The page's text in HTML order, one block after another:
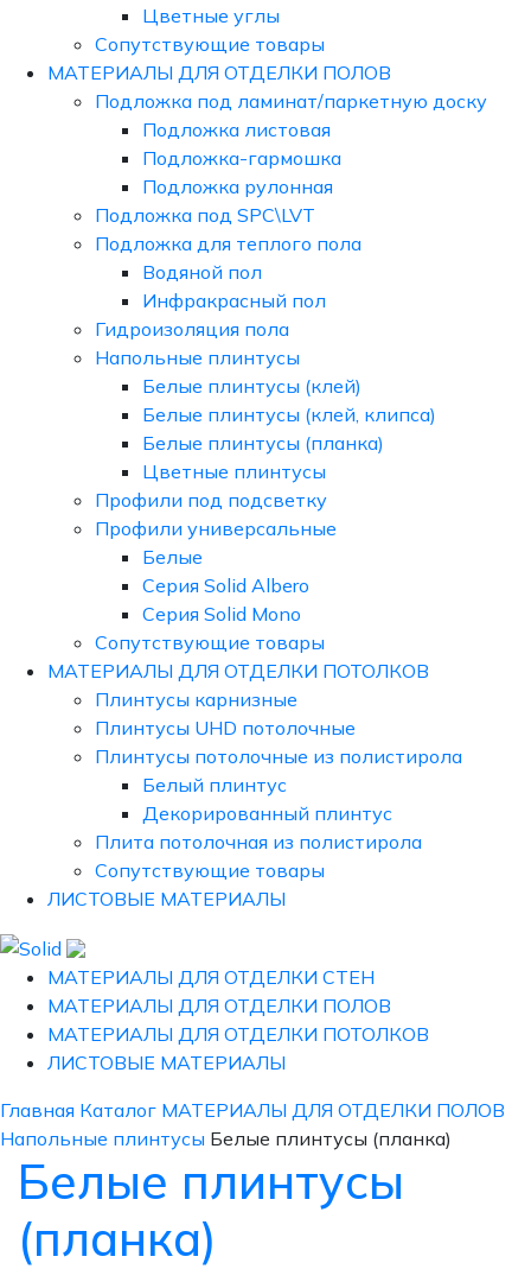
Цветные углы
Сопутствующие товары
МАТЕРИАЛЫ ДЛЯ ОТДЕЛКИ ПОЛОВ
Подложка под ламинат/паркетную доску
Подложка листовая
Подложка-гармошка
Подложка рулонная
Подложка под SPC\LVT
Подложка для теплого пола
Водяной пол
Инфракрасный пол
Гидроизоляция пола
Напольные плинтусы
Белые плинтусы (клей)
Белые плинтусы (клей, клипса)
Белые плинтусы (планка)
Цветные плинтусы
Профили под подсветку
Профили универсальные
Белые
Серия Solid Albero
Серия Solid Mono
Сопутствующие товары
МАТЕРИАЛЫ ДЛЯ ОТДЕЛКИ ПОТОЛКОВ
Плинтусы карнизные
Плинтусы UHD потолочные
Плинтусы потолочные из полистирола
Белый плинтус
Декорированный плинтус
Плита потолочная из полистирола
Сопутствующие товары
ЛИСТОВЫЕ МАТЕРИАЛЫ
МАТЕРИАЛЫ ДЛЯ ОТДЕЛКИ СТЕН
МАТЕРИАЛЫ ДЛЯ ОТДЕЛКИ ПОЛОВ
МАТЕРИАЛЫ ДЛЯ ОТДЕЛКИ ПОТОЛКОВ
ЛИСТОВЫЕ МАТЕРИАЛЫ
Главная Каталог МАТЕРИАЛЫ ДЛЯ ОТДЕЛКИ ПОЛОВ
Напольные плинтусы Белые плинтусы (планка)
Белые плинтусы
(планка)